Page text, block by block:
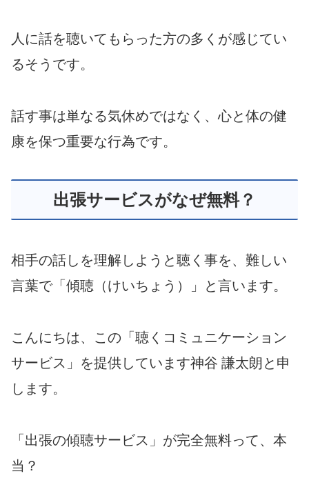
人に話を聴いてもらった方の多くが感じてい
るそうです。
話す事は単なる気休めではなく、心と体の健
康を保つ重要な行為です。
出張サービスがなぜ無料？
相手の話しを理解しようと聴く事を、難しい
言葉で「傾聴（けいちょう）」と言います。
こんにちは、この「聴くコミュニケーション
サービス 」 を提供しています神谷 謙太朗と申
します。
「出張の傾聴サービス」が完全無料って、本
当？